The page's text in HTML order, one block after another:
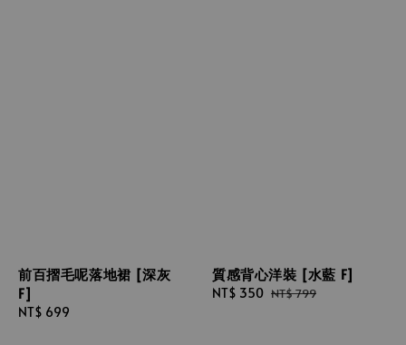
前百摺毛呢落地裙 [深灰
F]
Regular
NT$ 699
質感背心洋裝 [水藍 F]
Sale
NT$ 350 Regular
NT$ 799